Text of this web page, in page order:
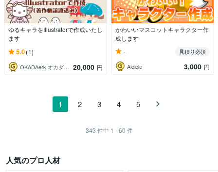
ゆるキャラをIllustratorで作成いたし
ます
5.0(1)
OKADAerk オカダエリコ 20,000 円
かわいいマスコットキャラクター作
成します
-
見積り必須
Aicicle
3,000 円
1 2 3 4 5
343 件中 1 - 60 件
人気のプロ人材